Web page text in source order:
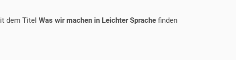
dem Titel Was wir machen in Leichter Sprache finden